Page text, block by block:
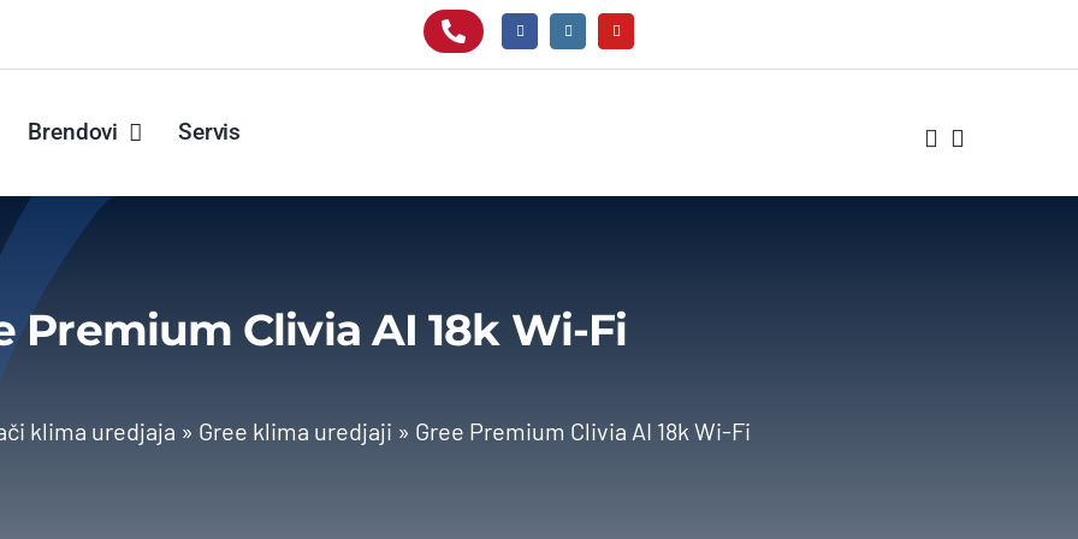
Brendovi Servis
Premium Clivia AI 18k Wi-Fi
klima uredjaja » Gree klima uredjaji » Gree Premium Clivia AI 18k Wi-Fi